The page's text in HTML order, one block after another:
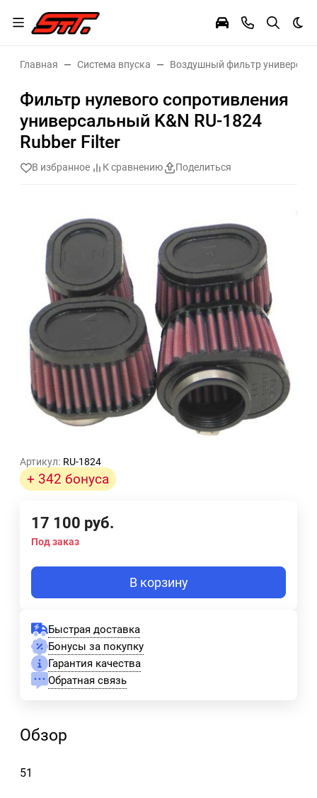
Главная Система впуска Воздушный фильтр
Фильтр нулевого сопротивления
универсальный K&N RU-1824
Rubber Filter
В избранное К сравнению Поделиться
Артикул: RU-1824
+ 342 бонуса
17 100 руб.
Под заказ
В корзину
Быстрая доставка
Бонусы за покупку
Гарантия качества
Обратная связь
Обзор
51